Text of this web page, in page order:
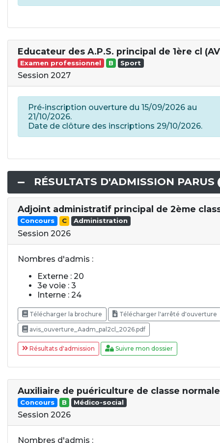
Educateur des A.P.S. principal de 1ère cl
Examen professionnel B Sport
Session 2027
Pré-inscription ouverture du 15/09/2026 au
21/10/2026.
Date de clôture des inscriptions 29/10/2026.
RÉSULTATS D'ADMISSION PARUS
Adjoint administratif principal de 2ème
Concours C Administration
Session 2026
Nombres d'admis :
Externe : 20
3e voie : 3
Interne : 24
Télécharger la brochure Télécharger l'arrêté d'ouverture
avis_ouverture_Aadm_pal2cl_2026.pdf
Résultats d'admission Suivre mon dossier
Auxiliaire de puériculture de classe normale
Concours B Médico-social
Session 2026
Nombres d'admis :